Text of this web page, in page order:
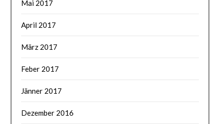
Mai 2017
April 2017
März 2017
Feber 2017
Jänner 2017
Dezember 2016